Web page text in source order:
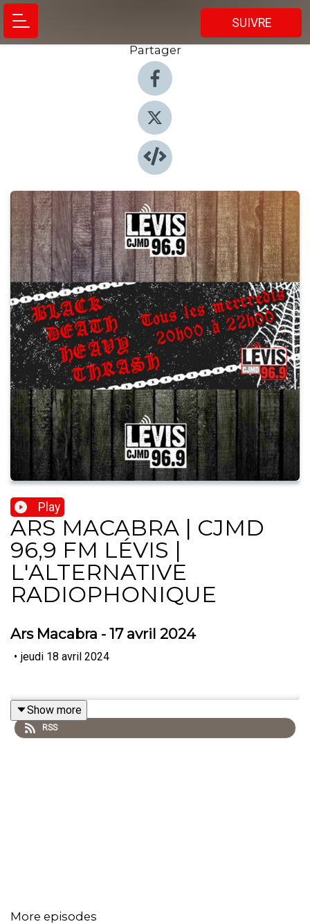
SUIVRE
Partager
Play
ARS MACABRA | CJMD
96,9 FM LÉVIS |
L'ALTERNATIVE
RADIOPHONIQUE
Ars Macabra - 17 avril 2024
• jeudi 18 avril 2024
Show more
RSS
More episodes